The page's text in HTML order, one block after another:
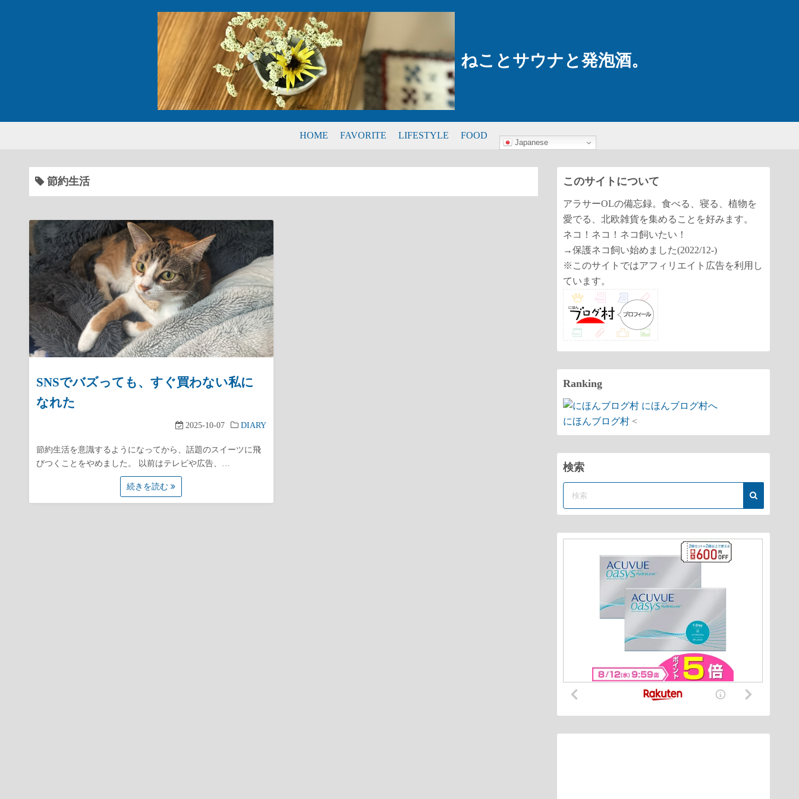
ねことサウナと発泡酒。
HOME FAVORITE LIFESTYLE FOOD
Japanese
節約生活
SNSでバズっても、すぐ買わない私に
なれた
2025-10-07 DIARY
節約生活を意識するようになってから、話題のスイーツに飛
びつくことをやめました。 以前はテレビや広告、…
続きを読む
このサイトについて
アラサーOLの備忘録。食べる、寝る、植物を
愛でる、北欧雑貨を集めることを好みます。
ネコ！ネコ！ネコ飼いたい！
→保護ネコ飼い始めました(2022/12-)
※このサイトではアフィリエイト広告を利用し
ています。
Ranking
にほんブログ村 <
検索